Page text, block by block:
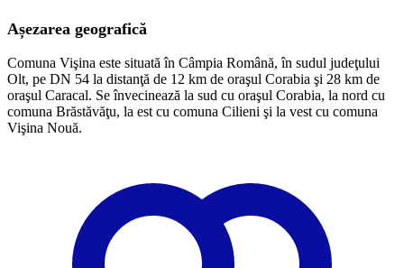
Așezarea geografică
Comuna Vişina este situată în Câmpia Română, în sudul judeţului
Olt, pe DN 54 la distanţă de 12 km de oraşul Corabia şi 28 km de
oraşul Caracal. Se învecinează la sud cu oraşul Corabia, la nord cu
comuna Brăstăvăţu, la est cu comuna Cilieni şi la vest cu comuna
Vişina Nouă.